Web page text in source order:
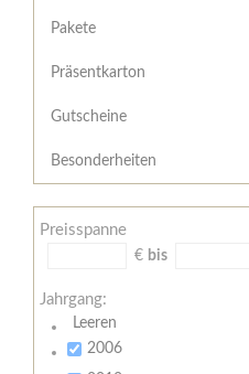
/
Widerrufsformular
AGB
Zahlungsbedingungen
Meine
Pakete
Präsentkarton
Gutscheine
Besonderheiten
Preisspanne
€ bis
Jahrgang:
Leeren
2006